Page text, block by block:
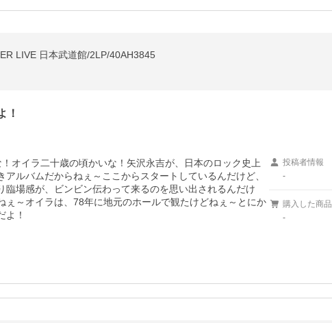
LIVE 日本武道館/2LP/40AH3845
！
オイラ二十歳の頃かいな！矢沢永吉が、日本のロック史上
ルバムだからねぇ～ここからスタートしているんだけど、
場感が、ビンビン伝わって来るのを思い出されるんだけ
～オイラは、78年に地元のホールで観たけどねぇ～とにか
よ！
投稿者情報
-
購入した商品
-